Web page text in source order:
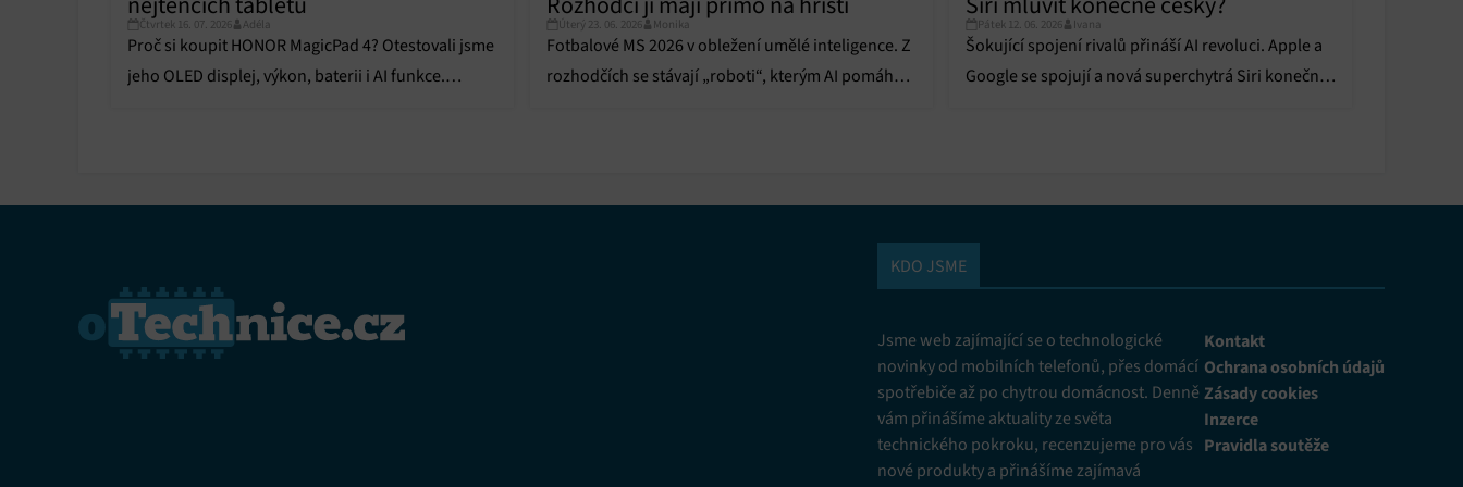
Vždy aktivní
Přiřazování a kombinování údajů z jiných zdrojů údajů, Propojení různých
zařízení, Identifikace zařízení na základě automaticky přenášených informací.
Čtvrtek 16. 07. 2026 Adéla
Proč si koupit HONOR MagicPad 4? Otestovali jsme
jeho OLED displej, výkon, baterii i AI funkce.
Úterý 23. 06. 2026 Monika
Fotbalové MS 2026 v obležení umělé inteligence. Z
rozhodčích se stávají „roboti“, kterým AI pomáhá
Pátek 12. 06. 2026 Ivana
Šokující spojení rivalů přináší AI revoluci. Apple a
Google se spojují a nová superchytrá Siri konečně
KDO JSME
Jsme web zajímající se o technologické
novinky od mobilních telefonů, přes domácí
spotřebiče až po chytrou domácnost. Denně
vám přinášíme aktuality ze světa
technického pokroku, recenzujeme pro vás
nové produkty a přinášíme zajímavá
Kontakt
Ochrana osobních údajů
Zásady cookies
Inzerce
Pravidla soutěže